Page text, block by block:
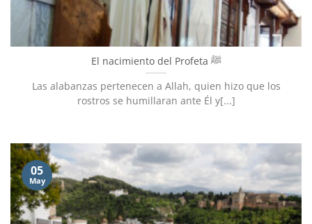
El nacimiento del Profeta ﷺ
Las alabanzas pertenecen a Allah, quien hizo que los
rostros se humillaran ante Él y[...]
05
May